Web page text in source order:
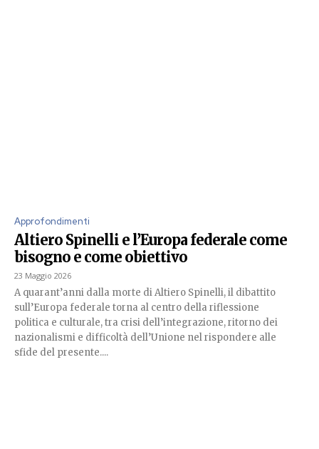
Approfondimenti
Altiero Spinelli e l’Europa federale come
bisogno e come obiettivo
23 Maggio 2026
A quarant’anni dalla morte di Altiero Spinelli, il dibattito
sull’Europa federale torna al centro della riflessione
politica e culturale, tra crisi dell’integrazione, ritorno dei
nazionalismi e difficoltà dell’Unione nel rispondere alle
sfide del presente....